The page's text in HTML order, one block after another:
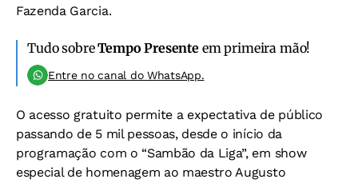
Fazenda Garcia.
Tudo sobreTempo Presente em primeira mão!
Entre no canal do WhatsApp.
O acesso gratuito permite a expectativa de público
passando de 5 mil pessoas, desde o início da
programação com o “Sambão da Liga”, em show
especial de homenagem ao maestro Augusto